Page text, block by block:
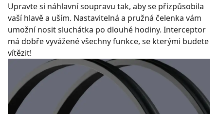
Upravte si náhlavní soupravu tak, aby se přizpůsobila
vaší hlavě a uším. Nastavitelná a pružná čelenka vám
umožní nosit sluchátka po dlouhé hodiny. Interceptor
má dobře vyvážené všechny funkce, se kterými budete
vítězit!